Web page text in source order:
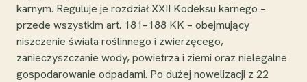
karnym. Reguluje je rozdział XXII Kodeksu karnego –
przede wszystkim art. 181–188 KK – obejmujący
niszczenie świata roślinnego i zwierzęcego,
zanieczyszczanie wody, powietrza i ziemi oraz nielegalne
gospodarowanie odpadami. Po dużej nowelizacji z 22